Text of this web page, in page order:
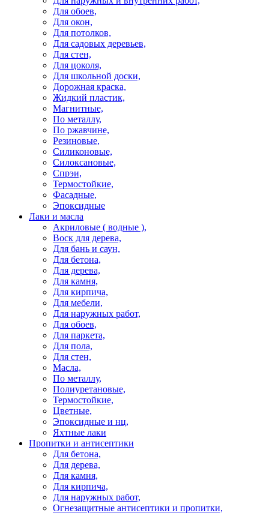
Для обоев,
Для окон,
Для потолков,
Для садовых деревьев,
Для стен,
Для цоколя,
Для школьной доски,
Дорожная краска,
Жидкий пластик,
Магнитные,
По металлу,
По ржавчине,
Резиновые,
Силиконовые,
Силоксановые,
Спрэи,
Термостойкие,
Фасадные,
Эпоксидные
Лаки и масла
Акриловые ( водные ),
Воск для дерева,
Для бань и саун,
Для бетона,
Для дерева,
Для камня,
Для кирпича,
Для мебели,
Для наружных работ,
Для обоев,
Для паркета,
Для пола,
Для стен,
Масла,
По металлу,
Полиуретановые,
Термостойкие,
Цветные,
Эпоксидные и нц,
Яхтные лаки
Пропитки и антисептики
Для бетона,
Для дерева,
Для камня,
Для кирпича,
Для наружных работ,
Огнезащитные антисептики и пропитки,